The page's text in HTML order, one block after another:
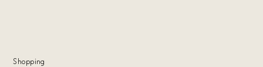
Shopping